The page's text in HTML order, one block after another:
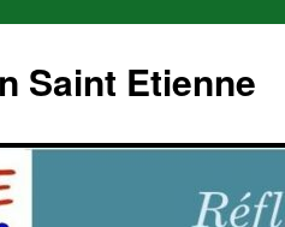
Saint Etienne